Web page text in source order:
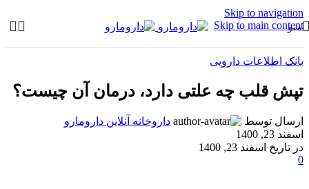
Skip to navigation
Skip to main content
منو
بانک اطلاعات دارویی
تپش قلب چه علتی دارد، درمان آن چیست؟
ارسال توسط
داروخانه آنلاین دارومارو
اسفند 23, 1400
در تاریخ اسفند 23, 1400
0